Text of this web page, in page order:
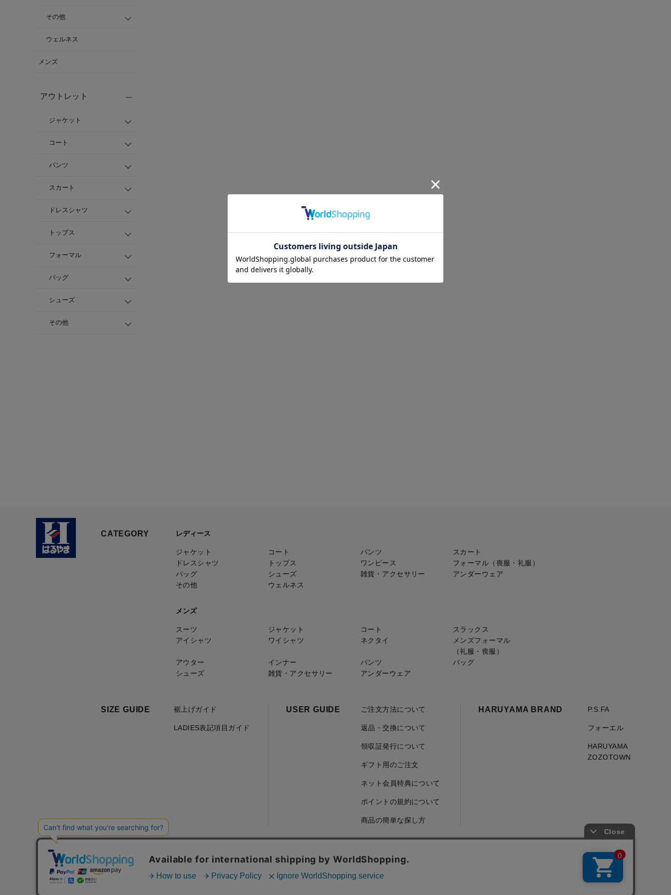
その他
ウェルネス
メンズ
アウトレット
ジャケット
コート
パンツ
スカート
ドレスシャツ
トップス
フォーマル
バッグ
シューズ
その他
CATEGORY レディース
ジャケット コート パンツ
スカート
ドレスシャツ
トップス ワンピース
フォーマル（喪服・礼服）
バッグ
シューズ 雑貨・アクセサリー
アンダーウェア
その他
ウェルネス
メンズ
スーツ ジャケット コート
スラックス
アイシャツ
ワイシャツ ネクタイ
メンズフォーマル
（礼服・喪服）
アウター
インナー パンツ
バッグ
シューズ
雑貨・アクセサリー アンダーウェア
SIZE GUIDE 裾上げガイド
LADIES表記項目ガイド
USER GUIDE ご注文方法について
返品・交換について
領収証発行について
ギフト用のご注文
ネット会員特典について
ポイントの規約について
商品の簡単な探し方
HARUYAMA BRAND P.S.FA
フォーエル
HARUYAMA
ZOZOTOWN
ご利用規約について 個人情報の取り扱いについて 特定商取引に基づく表記
会社概要
カード会員（情報変更/ポイント照会）
お問い合わせ